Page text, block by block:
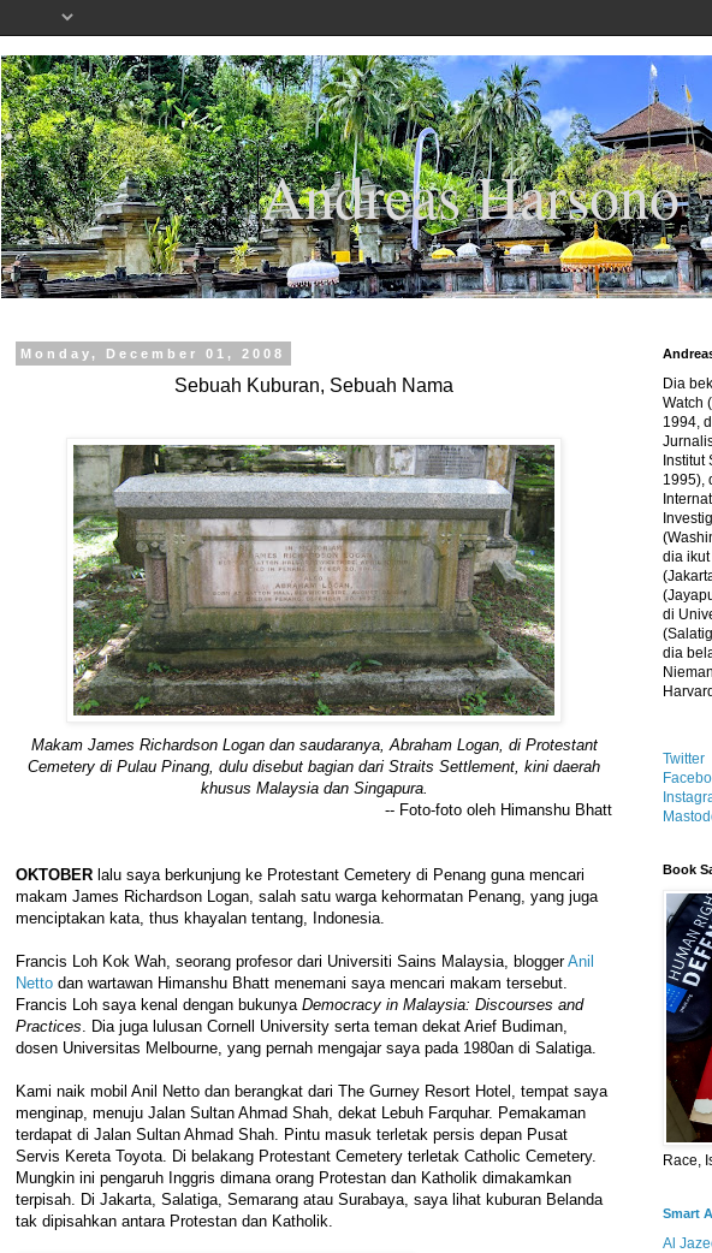
.
Andreas Harsono
Monday, December 01, 2008
Sebuah Kuburan, Sebuah Nama
Makam James Richardson Logan dan saudaranya, Abraham Logan, di Protestant
Cemetery di Pulau Pinang, dulu disebut bagian dari Straits Settlement, kini daerah
khusus Malaysia dan Singapura.
-- Foto-foto oleh Himanshu Bhatt
OKTOBER lalu saya berkunjung ke Protestant Cemetery di Penang guna mencari
makam James Richardson Logan, salah satu warga kehormatan Penang, yang juga
menciptakan kata, thus khayalan tentang, Indonesia.
Francis Loh Kok Wah, seorang profesor dari Universiti Sains Malaysia, bloggerAnil
Netto dan wartawan Himanshu Bhatt menemani saya mencari makam tersebut.
Francis Loh saya kenal dengan bukunya Democracy in Malaysia: Discourses and
Practices. Dia juga lulusan Cornell University serta teman dekat Arief Budiman,
dosen Universitas Melbourne, yang pernah mengajar saya pada 1980an di Salatiga.
Kami naik mobil Anil Netto dan berangkat dari The Gurney Resort Hotel, tempat saya
menginap, menuju Jalan Sultan Ahmad Shah, dekat Lebuh Farquhar. Pemakaman
terdapat di Jalan Sultan Ahmad Shah. Pintu masuk terletak persis depan Pusat
Servis Kereta Toyota. Di belakang Protestant Cemetery terletak Catholic Cemetery.
Mungkin ini pengaruh Inggris dimana orang Protestan dan Katholik dimakamkan
terpisah. Di Jakarta, Salatiga, Semarang atau Surabaya, saya lihat kuburan Belanda
tak dipisahkan antara Protestan dan Katholik.
Dia
Watch
1994,
Institut
1995),
dia
di
dia
Twitter
Book
Race,
Smart
Al